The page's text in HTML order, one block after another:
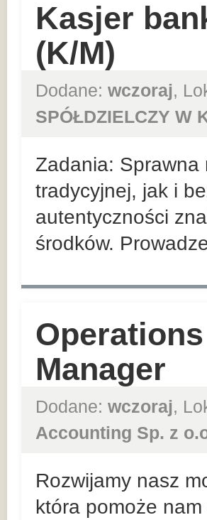
Kasjer
(K/M)
Dodane: wczoraj,
SPÓŁDZIELCZY W
Zadania: Sprawna
tradycyjnej, jak i
autentyczności
środków.
Manager
Dodane: wczoraj,
Accounting Sp. z
Rozwijamy nasz
która pomoże